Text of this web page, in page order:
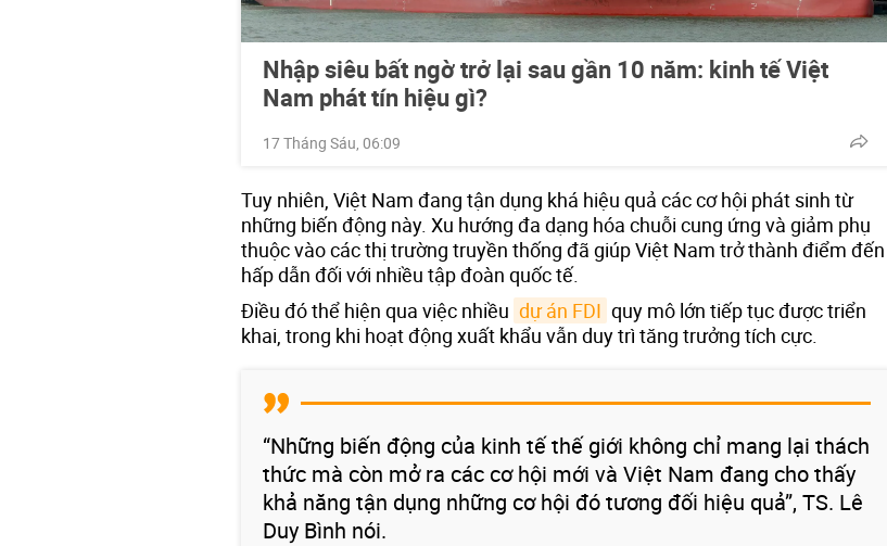
Nhập siêu bất ngờ trở lại sau gần 10 năm: kinh tế Việt
Nam phát tín hiệu gì?
17 Tháng Sáu, 06:09
Tuy nhiên, Việt Nam đang tận dụng khá hiệu quả các cơ hội phát sinh từ
những biến động này. Xu hướng đa dạng hóa chuỗi cung ứng và giảm phụ
thuộc vào các thị trường truyền thống đã giúp Việt Nam trở thành điểm đến
hấp dẫn đối với nhiều tập đoàn quốc tế.
Điều đó thể hiện qua việc nhiều dự án FDI quy mô lớn tiếp tục được triển
khai, trong khi hoạt động xuất khẩu vẫn duy trì tăng trưởng tích cực.
“Những biến động của kinh tế thế giới không chỉ mang lại thách
thức mà còn mở ra các cơ hội mới và Việt Nam đang cho thấy
khả năng tận dụng những cơ hội đó tương đối hiệu quả”, TS. Lê
Duy Bình nói.